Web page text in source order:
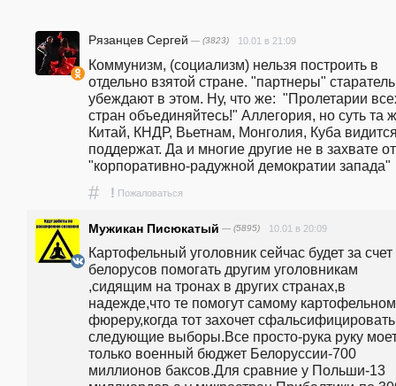
Рязанцев Сергей — (3823) 10.01 в 21:09
Коммунизм, (социализм) нельзя построить в
отдельно взятой стране. "партнеры"
убеждают в этом. Ну, что же:  "Пролетарии
стран объединяйтесь!" Аллегория, но суть та
Китай, КНДР, Вьетнам, Монголия, Куба
поддержат. Да и многие другие не в захвате от
"корпоративно-радужной демократии запада"
# ! Пожаловаться
Мужикан Писюкатый — (5895) 10.01 в 20:09
Картофельный уголовник сейчас будет за счет
белорусов помогать другим уголовникам
,сидящим на тронах в других странах,в
надежде,что те помогут самому
фюреру,когда тот захочет сфальсифицировать
следующие выборы.Все просто-рука руку
только военный бюджет Белоруссии-700
миллионов баксов.Для сравние у Польши-13